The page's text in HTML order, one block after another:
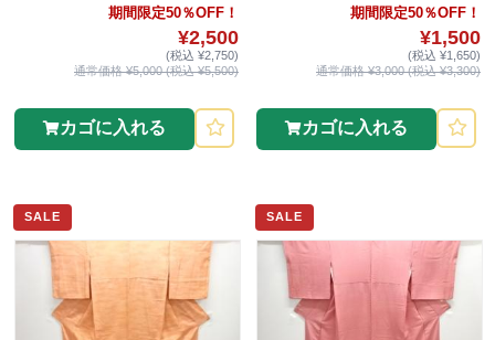
期間限定50％OFF！
¥2,500
(税込 ¥2,750)
通常価格 ¥5,000 (税込 ¥5,500)
カゴに入れる
期間限定50％OFF！
¥1,500
(税込 ¥1,650)
通常価格 ¥3,000 (税込 ¥3,300)
カゴに入れる
SALE SALE